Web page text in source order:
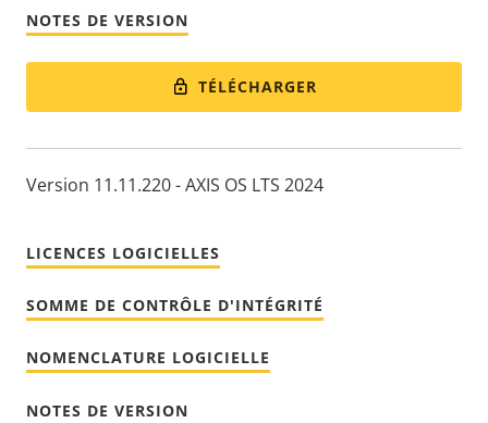
NOTES DE VERSION
TÉLÉCHARGER
Version 11.11.220 - AXIS OS LTS 2024
LICENCES LOGICIELLES
SOMME DE CONTRÔLE D'INTÉGRITÉ
NOMENCLATURE LOGICIELLE
NOTES DE VERSION